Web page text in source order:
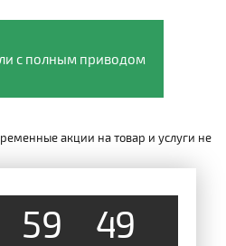
с полным приводом
акции на товар и услуги не
59 48